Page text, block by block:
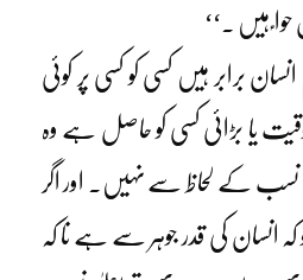
ہیں ۔‘‘
برابر ہیں کسی کو کسی پر کوئی
یا بڑائی کسی کو حاصل ہے وہ
کے لحاظ سے نہیں۔ اور اگر
کہ انسان کی قدر جوہر سے ہے نا کہ